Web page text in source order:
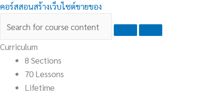
คอร์สสอนสร้างเว็บไซต์ขายของ
Curriculum
8 Sections
70 Lessons
Lifetime